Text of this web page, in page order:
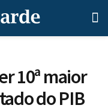
10ª maior
do PIB